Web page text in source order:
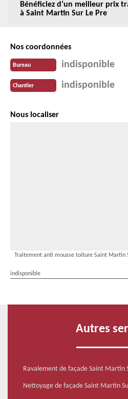
Bénéficiez d’un meilleur prix
à Saint Martin Sur Le Pre
Nos coordonnées
Bureau indisponible
Chantier indisponible
Nous localiser
Traitement anti mousse toiture Saint Martin
indisponible
Autres
Ravalement de façade Saint Martin
Nettoyage de façade Saint Martin